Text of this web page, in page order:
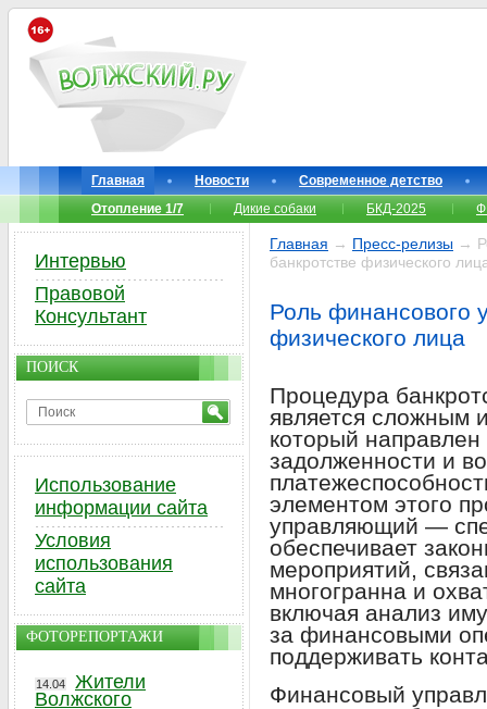
Главная Новости
Современное детство
Отопление 1/7
Дикие собаки БКД-2025
Главная → Пресс-релизы →
банкротстве физического
Роль финансового
физического лица
Процедура
является сложным
который
задолженности и
элементом этого
управляющий —
обеспечивает
мероприятий,
многогранна и
включая анализ
за финансовыми
поддерживать
Финансовый
Интервью
Правовой
Консультант
ПОИСК
Использование
информации сайта
Условия
использования
сайта
ФОТОРЕПОРТАЖИ
14.04
Жители
Волжского